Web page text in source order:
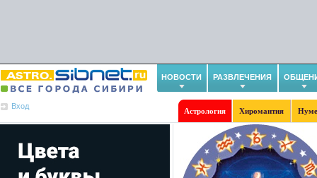
НОВОСТИ РАЗВЛЕЧЕНИЯ
Вход
Астрология Хиромантия